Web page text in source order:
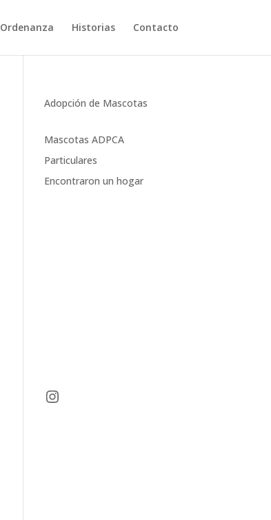
Ordenanza Historias Contacto
Adopción de Mascotas
Mascotas ADPCA
Particulares
Encontraron un hogar
Instagram